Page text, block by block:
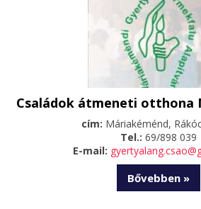
Családok átmeneti otthona
cím: Máriakéménd,
Tel.: 69/898 039
E-mail:
Bővebben »